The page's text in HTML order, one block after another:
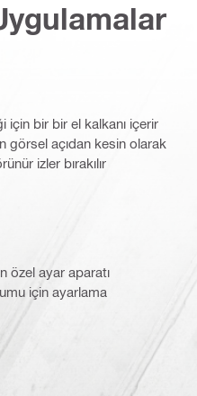
için bir bir el kalkanı içerir
görsel açıdan kesin olarak
izler bırakılır
özel ayar aparatı
için ayarlama